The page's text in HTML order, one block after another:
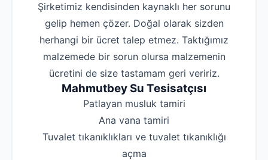
Şirketimiz kendisinden kaynaklı her sorunu
gelip hemen çözer. Doğal olarak sizden
herhangi bir ücret talep etmez. Taktığımız
malzemede bir sorun olursa malzemenin
ücretini de size tastamam geri veririz.
Mahmutbey Su Tesisatçısı
‌Patlayan musluk tamiri
‌Ana vana tamiri
‌Tuvalet tıkanıklıkları ve tuvalet tıkanıklığı
açma